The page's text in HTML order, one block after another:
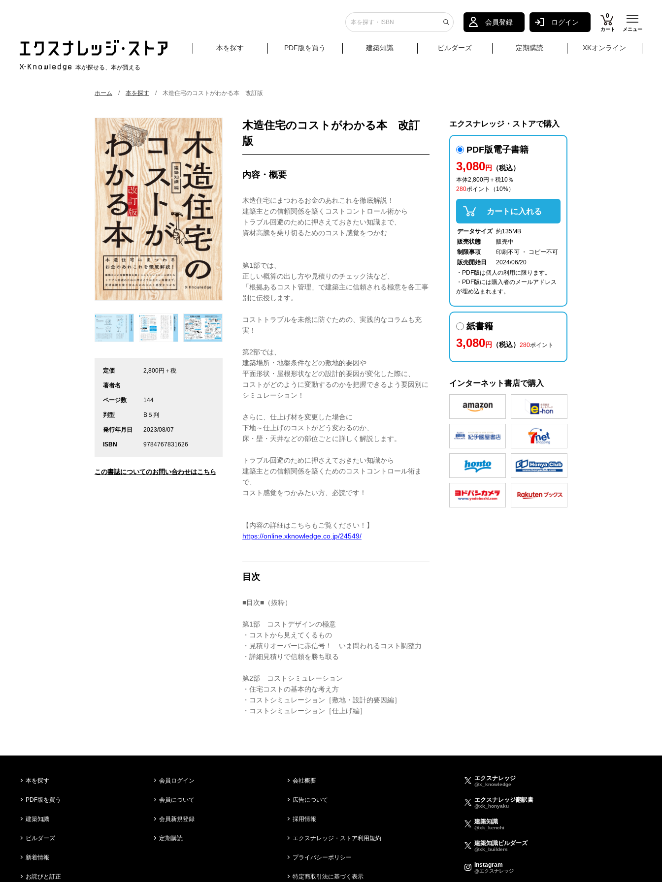
会員登録 ログイン
0
カート メニュー
本が探せる、本が買える
本を探す PDF版を買う 建築知識 ビルダーズ 定期購読 XKオンライン
ホーム 本を探す 木造住宅のコストがわかる本 改訂版
定価 2,800円＋税
著者名
ページ数 144
判型 B５判
発行年月日 2023/08/07
ISBN 9784767831626
この書誌についてのお問い合わせはこちら
木造住宅のコストがわかる本 改訂
版
内容・概要
木造住宅にまつわるお金のあれこれを徹底解説！
建築主との信頼関係を築くコストコントロール術から
トラブル回避のために押さえておきたい知識まで、
資材高騰を乗り切るためのコスト感覚をつかむ
第1部では、
正しい概算の出し方や見積りのチェック法など、
「根拠あるコスト管理」で建築主に信頼される極意を各工事
別に伝授します。
コストトラブルを未然に防ぐための、実践的なコラムも充
実！
第2部では、
建築場所・地盤条件などの敷地的要因や
平面形状・屋根形状などの設計的要因が変化した際に、
コストがどのように変動するのかを把握できるよう要因別に
シミュレーション！
さらに、仕上げ材を変更した場合に
下地～仕上げのコストがどう変わるのか、
床・壁・天井などの部位ごとに詳しく解説します。
トラブル回避のために押さえておきたい知識から
建築主との信頼関係を築くためのコストコントロール術ま
で、
コスト感覚をつかみたい方、必読です！
【内容の詳細はこちらもご覧ください！】
https://online.xknowledge.co.jp/24549/
目次
■目次■（抜粋）
第1部 コストデザインの極意
・コストから見えてくるもの
・見積りオーバーに赤信号！ いま問われるコスト調整力
・詳細見積りで信頼を勝ち取る
第2部 コストシミュレーション
・住宅コストの基本的な考え方
・コストシミュレーション［敷地・設計的要因編］
・コストシミュレーション［仕上げ編］
エクスナレッジ・ストアで購入
PDF版電子書籍
3,080円 （税込）
本体2,800円＋税10％
280ポイント （10%）
カートに入れる
データサイズ 約135MB
販売状態
販売中
制限事項
印刷不可 ・ コピー不可
販売開始日
2024/06/20
・PDF版は個人の利用に限ります。
・PDF版には購入者のメールアドレス
が埋め込まれます。
紙書籍
3,080円 （税込） 280ポイント
インターネット書店で購入
本を探す
PDF版を買う
建築知識
ビルダーズ
新着情報
お詫びと訂正
会員ログイン
会員について
会員新規登録
定期購読
会社概要
広告について
採用情報
エクスナレッジ・ストア利用規約
プライバシーポリシー
特定商取引法に基づく表示
エクスナレッジ
@x_knowledge
エクスナレッジ翻訳書
@xk_honyaku
建築知識
@xk_kenchi
建築知識ビルダーズ
@xk_builders
Instagram
@エクスナレッジ